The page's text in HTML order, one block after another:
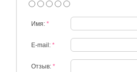
Имя: *
E-mail: *
Отзыв: *